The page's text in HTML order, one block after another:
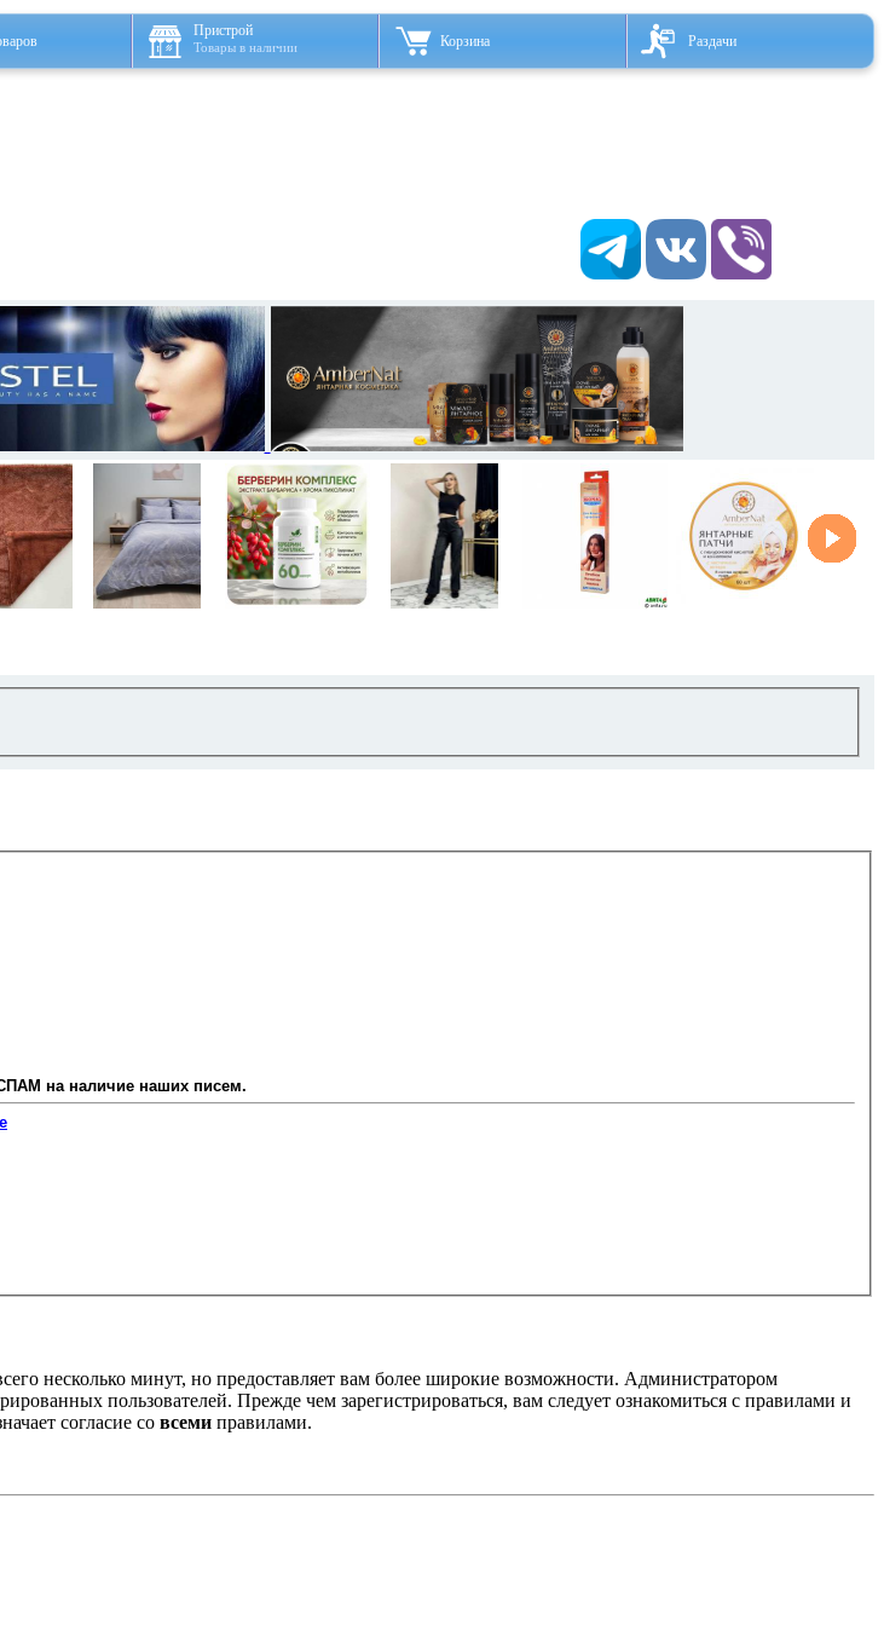
Пристрой
Товары в наличии Корзина Раздачи
на наличие наших писем.
несколько минут, но предоставляет вам более широкие возможности. Администратором
пользователей. Прежде чем зарегистрироваться, вам следует ознакомиться с правилами и
согласие со всеми правилами.